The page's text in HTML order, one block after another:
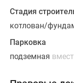
увидеть
небоскребы
«Москва-
Стадия
котлован/
Парковка
подземная